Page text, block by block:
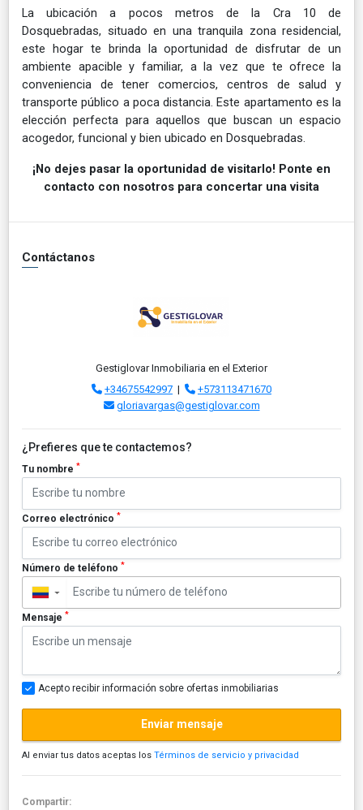
La ubicación a pocos metros de la Cra 10 de
Dosquebradas, situado en una tranquila zona residencial,
este hogar te brinda la oportunidad de disfrutar de un
ambiente apacible y familiar, a la vez que te ofrece la
conveniencia de tener comercios, centros de salud y
transporte público a poca distancia. Este apartamento es la
elección perfecta para aquellos que buscan un espacio
acogedor, funcional y bien ubicado en Dosquebradas.
¡No dejes pasar la oportunidad de visitarlo! Ponte en
contacto con nosotros para concertar una visita
Contáctanos
Gestiglovar Inmobiliaria en el Exterior
+34675542997 |
+573113471670
gloriavargas@gestiglovar.com
¿Prefieres que te contactemos?
Tu nombre *
Correo electrónico *
Número de teléfono *
▼
Mensaje *
Acepto recibir información sobre ofertas inmobiliarias
Enviar mensaje
Al enviar tus datos aceptas los Términos de servicio y privacidad
Compartir: